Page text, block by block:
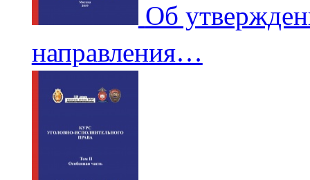
Об
направления…